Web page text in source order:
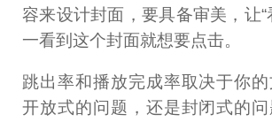
容来设计封面，要具备审美，让“
一看到这个封面就想要点击。
跳出率和播放完成率取决于你
开放式的问题，还是封闭式的